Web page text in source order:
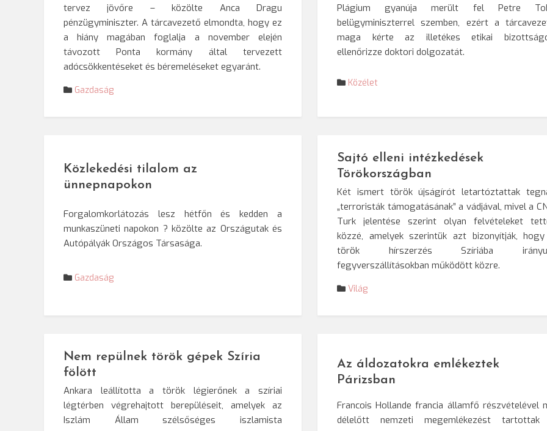
tervez jövőre – közölte Anca Dragu
pénzügyminiszter. A tárcavezető elmondta, hogy ez
a hiány magában foglalja a november elején
távozott Ponta kormány által tervezett
adócsökkentéseket és béremeléseket egyaránt.
Gazdaság
Plágium gyanúja merült fel Petre
belügyminiszterrel szemben, ezért a
maga kérte az illetékes etikai
ellenőrizze doktori dolgozatát.
Közélet
Közlekedési tilalom az
ünnepnapokon
Forgalomkorlátozás lesz hétfőn és kedden a
munkaszüneti napokon ? közölte az Országutak és
Autópályák Országos Társasága.
Gazdaság
Sajtó elleni intézkedések
Törökországban
Két ismert török újságírót letartóztattak
„terroristák támogatásának” a vádjával, mivel a
Turk jelentése szerint olyan felvételeket
közzé, amelyek szerintük azt bizonyítják,
török hírszerzés Szíriába
fegyverszállításokban működött közre.
Világ
Nem repülnek török gépek Szíria
fölött
Ankara leállította a török légierőnek a szíriai
légtérben végrehajtott berepüléseit, amelyek az
Iszlám Állam szélsőséges iszlamista
Az áldozatokra emlékeztek
Párizsban
Francois Hollande francia államfő részvételével
délelőtt nemzeti megemlékezést